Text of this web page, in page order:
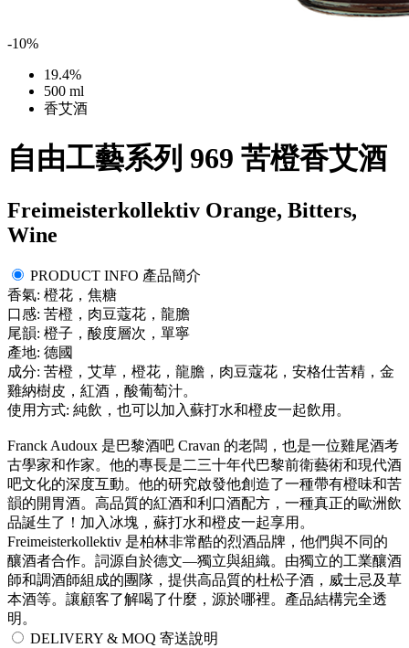
-10%
19.4%
500 ml
香艾酒
自由工藝系列 969 苦橙香艾酒
Freimeisterkollektiv Orange, Bitters,
Wine
PRODUCT INFO 產品簡介
香氣: 橙花，焦糖
口感: 苦橙，肉豆蔻花，龍膽
尾韻: 橙子，酸度層次，單寧
產地: 德國
成分: 苦橙，艾草，橙花，龍膽，肉豆蔻花，安格仕苦精，金
雞納樹皮，紅酒，酸葡萄汁。
使用方式: 純飲，也可以加入蘇打水和橙皮一起飲用。
Franck Audoux 是巴黎酒吧 Cravan 的老闆，也是一位雞尾酒考
古學家和作家。他的專長是二三十年代巴黎前衛藝術和現代酒
吧文化的深度互動。他的研究啟發他創造了一種帶有橙味和苦
韻的開胃酒。高品質的紅酒和利口酒配方，一種真正的歐洲飲
品誕生了！加入冰塊，蘇打水和橙皮一起享用。
Freimeisterkollektiv 是柏林非常酷的烈酒品牌，他們與不同的
釀酒者合作。詞源自於德文—獨立與組織。由獨立的工業釀酒
師和調酒師組成的團隊，提供高品質的杜松子酒，威士忌及草
本酒等。讓顧客了解喝了什麼，源於哪裡。產品結構完全透
明。
DELIVERY & MOQ 寄送說明